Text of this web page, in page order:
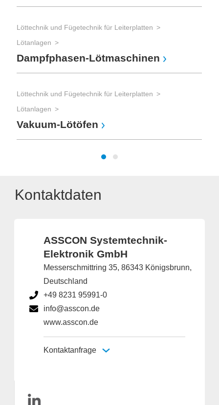
Löttechnik und Fügetechnik für Leiterplatten
Lötanlagen
Dampfphasen-Lötmaschinen
Löttechnik und Fügetechnik für Leiterplatten
Lötanlagen
Vakuum-Lötöfen
Kontaktdaten
ASSCON Systemtechnik-
Elektronik GmbH
Messerschmittring 35, 86343 Königsbrunn,
Deutschland
+49 8231 95991-0
info@asscon.de
www.asscon.de
Kontaktanfrage